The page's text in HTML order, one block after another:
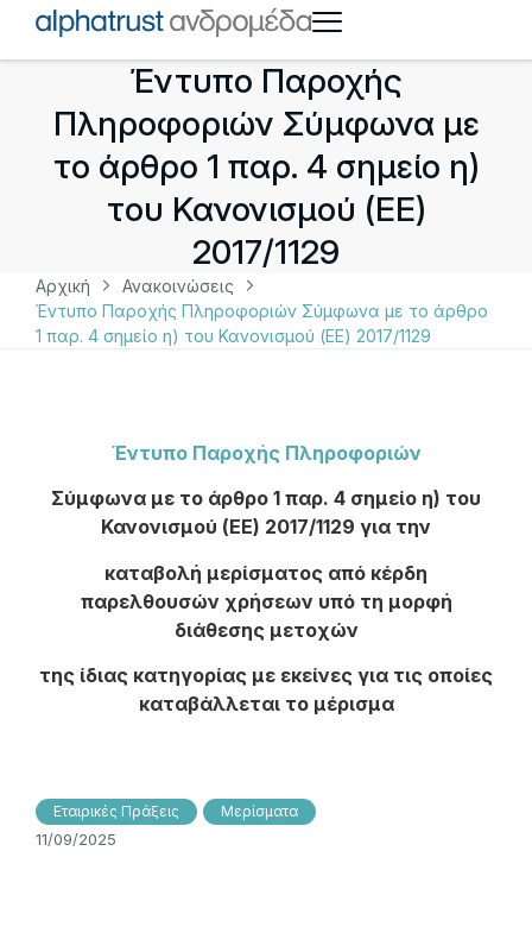
Έντυπο Παροχής
Πληροφοριών Σύμφωνα με
το άρθρο 1 παρ. 4 σημείο η)
του Κανονισμού (ΕΕ)
2017/1129
Αρχική
Ανακοινώσεις
Έντυπο Παροχής Πληροφοριών Σύμφωνα με το άρθρο
1 παρ. 4 σημείο η) του Κανονισμού (ΕΕ) 2017/1129
Έντυπο Παροχής Πληροφοριών
Σύμφωνα με το άρθρο 1 παρ. 4 σημείο η) του
Κανονισμού (ΕΕ) 2017/1129 για την
καταβολή μερίσματος από κέρδη
παρελθουσών χρήσεων υπό τη μορφή
διάθεσης μετοχών
της ίδιας κατηγορίας με εκείνες για τις οποίες
καταβάλλεται το μέρισμα
Εταιρικές Πράξεις Μερίσματα
11/09/2025